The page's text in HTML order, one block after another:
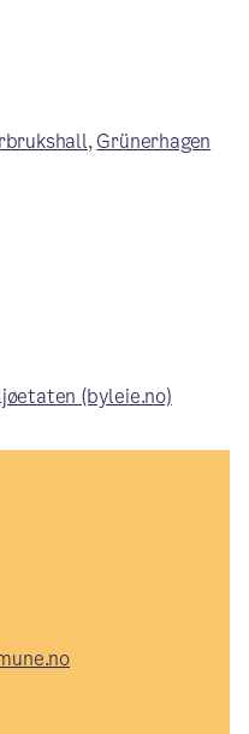
,Grünerhagen
(byleie.no)